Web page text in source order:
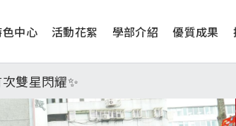
中心 活動花絮 學部介紹 優質成果
續兩年錄取世界第一學府！
雙星閃耀✨
標準、62%達台大錄取標準。各組合4